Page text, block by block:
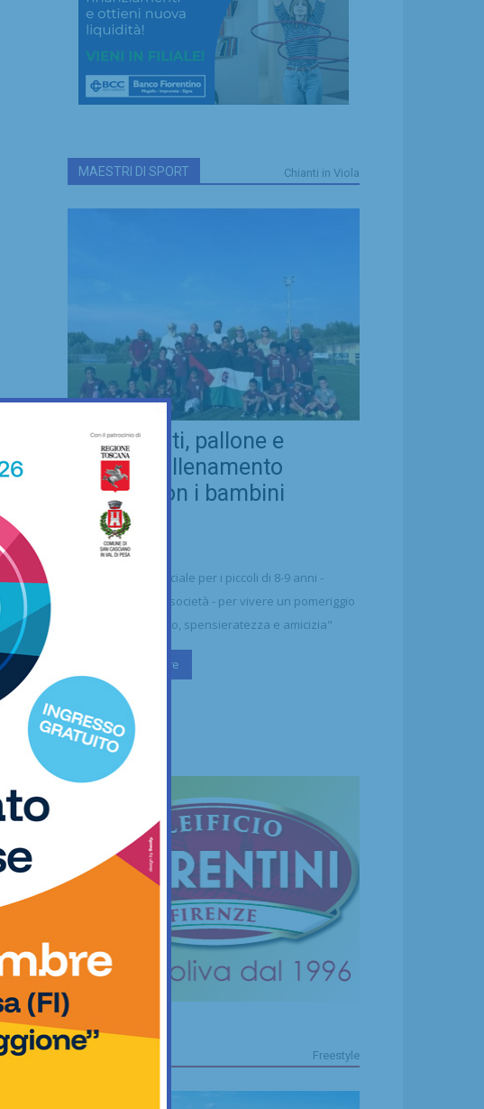
MAESTRI DI SPORT Chianti in Viola
Real Chianti, pallone e
bellezza: allenamento
insieme con i bambini
Saharawi
Calcio 21/07/2026
"Un'occasione speciale per i piccoli di 8-9 anni -
sottolineano dalla società - per vivere un pomeriggio
di puro divertimento, spensieratezza e amicizia"
Continua a leggere
FREESTYLE Freestyle